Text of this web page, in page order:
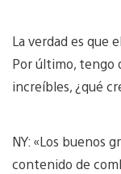
La verdad es que
Por último, tengo
increíbles, ¿qué
NY: «Los buenos
contenido de